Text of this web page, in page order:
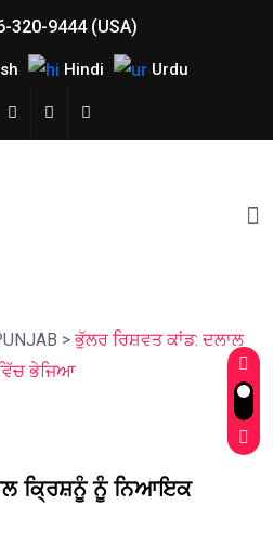
320-9444 (USA)
Hindi Urdu
>ਭੁੱਲਰ ਰਿਸ਼ਵਤ ਕਾਂਡ: ਦਲਾਲ
ਭੇਜਿਆ
ਕ੍ਰਿਸ਼ਨੂੰ ਨੂੰ ਨਿਆਇਕ